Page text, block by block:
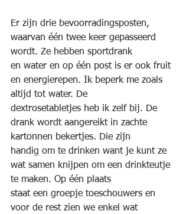
Er zijn drie bevoorradingsposten,
waarvan één twee keer gepasseerd
wordt. Ze hebben sportdrank
en water en op één post is er ook fruit
en energierepen. Ik beperk me zoals
altijd tot water. De
dextrosetabletjes heb ik zelf bij. De
drank wordt aangereikt in zachte
kartonnen bekertjes. Die zijn
handig om te drinken want je kunt ze
wat samen knijpen om een drinkteutje
te maken. Op één plaats
staat een groepje toeschouwers en
voor de rest zien we enkel wat